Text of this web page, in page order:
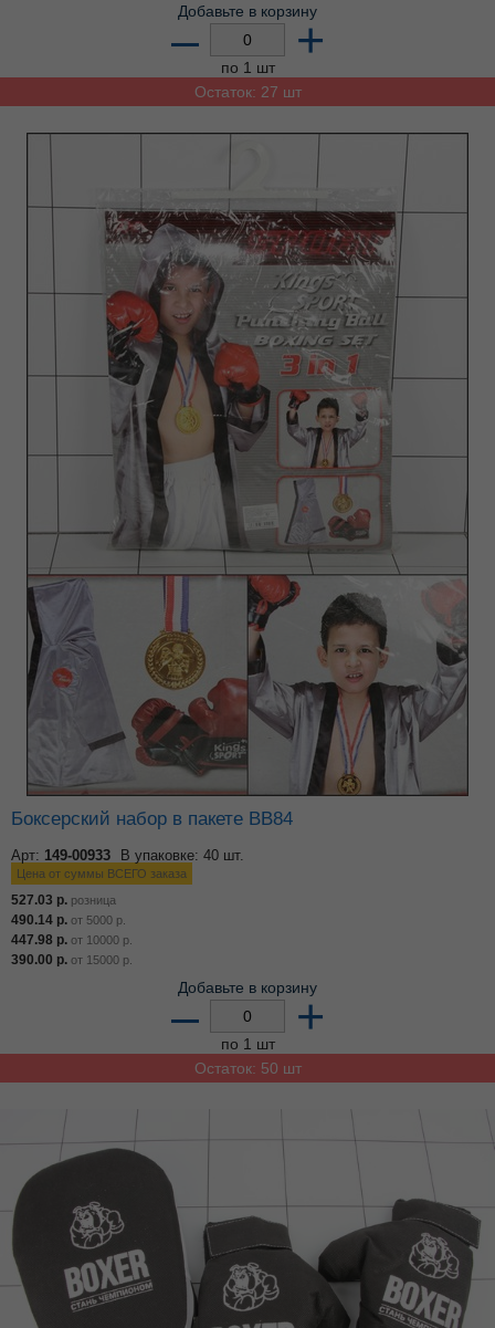
Добавьте в корзину
– +
по 1 шт
Остаток: 27 шт
Боксерский набор в пакете ВВ84
Арт: 149-00933 В упаковке: 40 шт.
Цена от суммы ВСЕГО заказа
527.03 р. розница
490.14 р. от 5000 р.
447.98 р. от 10000 р.
390.00 р. от 15000 р.
Добавьте в корзину
– +
по 1 шт
Остаток: 50 шт